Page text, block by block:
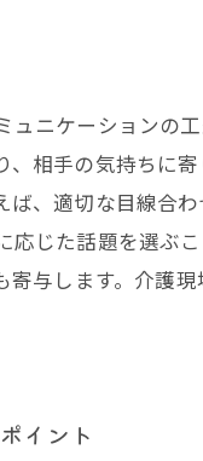
ニケーションの
相手の気持ちに
、適切な目線合
じた話題を選ぶ
与します。介護
イント